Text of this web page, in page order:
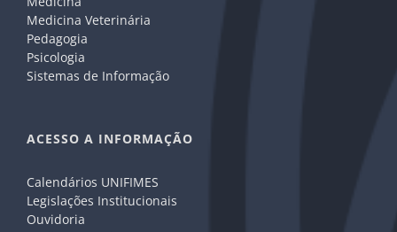
Medicina Veterinária
Pedagogia
Psicologia
Sistemas de Informação
ACESSO A INFORMAÇÃO
Calendários UNIFIMES
Legislações Institucionais
Ouvidoria